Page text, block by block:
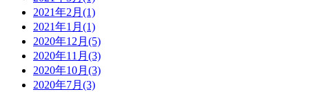
2021年2月(1)
2021年1月(1)
2020年12月(5)
2020年11月(3)
2020年10月(3)
2020年7月(3)